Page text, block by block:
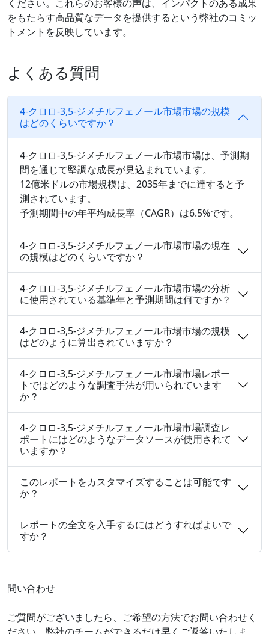
ください。これらのお客様の声は、インパクトのある成果
をもたらす高品質なデータを提供するという弊社のコミッ
トメントを反映しています。
よくある質問
4-クロロ-3,5-ジメチルフェノール市場市場の規模
はどのくらいですか？
4-クロロ-3,5-ジメチルフェノール市場市場は、予測期
間を通じて堅調な成長が見込まれています。
12億米ドルの市場規模は、2035年までに達すると予
測されています。
予測期間中の年平均成長率（CAGR）は6.5%です。
4-クロロ-3,5-ジメチルフェノール市場市場の現在
の規模はどのくらいですか？
4-クロロ-3,5-ジメチルフェノール市場市場の分析
に使用されている基準年と予測期間は何ですか？
4-クロロ-3,5-ジメチルフェノール市場市場の規模
はどのように算出されていますか？
4-クロロ-3,5-ジメチルフェノール市場市場レポー
トではどのような調査手法が用いられています
か？
4-クロロ-3,5-ジメチルフェノール市場市場調査レ
ポートにはどのようなデータソースが使用されて
いますか？
このレポートをカスタマイズすることは可能です
か？
レポートの全文を入手するにはどうすればよいで
すか？
問い合わせ
ご質問がございましたら、ご希望の方法でお問い合わせく